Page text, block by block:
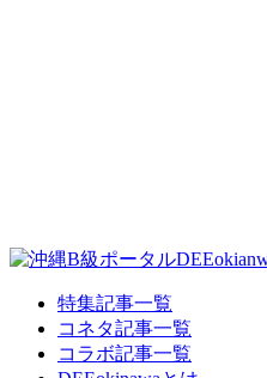
特集記事一覧
コネタ記事一覧
コラボ記事一覧